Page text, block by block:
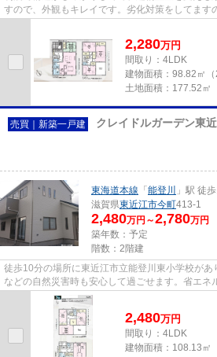
すので、外観もキレイです。劣化対策をしてます
2,280万円
間取り：4LDK
建物面積： 98.82㎡（
土地面積： 177.52㎡
売買｜新築一戸建 クレイドルガーデン東
東海道本線 「 能登川
」駅 徒
滋賀県東近江市今町413-1
2,480万円～2,780万円
築年数：予定
階数：2階建
徒歩10分の場所に東近江市立能登川東小学校が
などの自然災害時も安心して過ごせます。省エネ
く、空調設備費も抑えられます...
2,480万円
間取り：4LDK
建物面積： 108.13㎡